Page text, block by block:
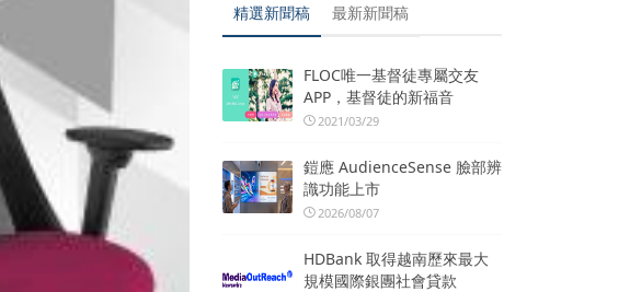
精選新聞稿 最新新聞稿
FLOC唯一基督徒專屬交友
APP，基督徒的新福音
2021/03/29
鎧應 AudienceSense 臉部辨
識功能上市
2026/08/07
HDBank 取得越南歷來最大
規模國際銀團社會貸款